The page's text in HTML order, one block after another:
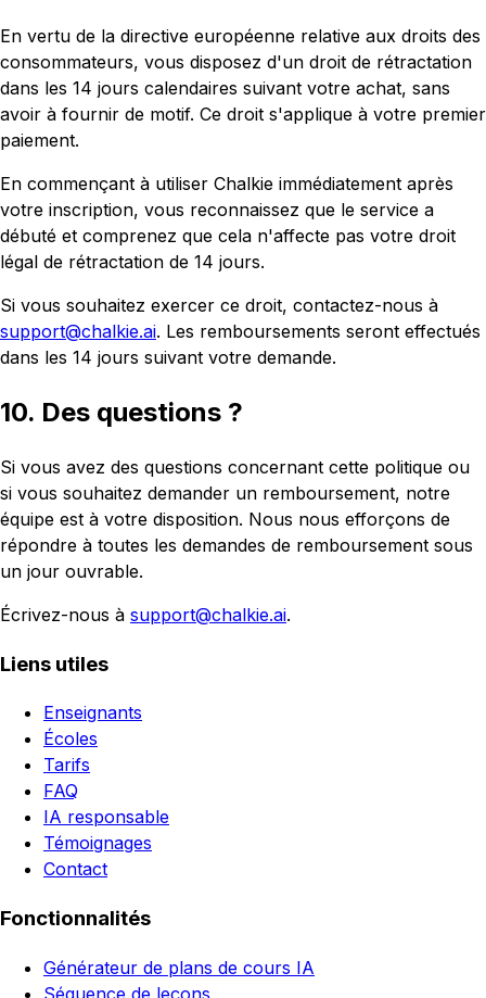
En vertu de la directive européenne relative aux droits des
consommateurs, vous disposez d'un droit de rétractation
dans les 14 jours calendaires suivant votre achat, sans
avoir à fournir de motif. Ce droit s'applique à votre premier
paiement.
En commençant à utiliser Chalkie immédiatement après
votre inscription, vous reconnaissez que le service a
débuté et comprenez que cela n'affecte pas votre droit
légal de rétractation de 14 jours.
Si vous souhaitez exercer ce droit, contactez-nous à
support@chalkie.ai. Les remboursements seront effectués
dans les 14 jours suivant votre demande.
10. Des questions ?
Si vous avez des questions concernant cette politique ou
si vous souhaitez demander un remboursement, notre
équipe est à votre disposition. Nous nous efforçons de
répondre à toutes les demandes de remboursement sous
un jour ouvrable.
Écrivez-nous à support@chalkie.ai.
Liens utiles
Enseignants
Écoles
Tarifs
FAQ
IA responsable
Témoignages
Contact
Fonctionnalités
Générateur de plans de cours IA
Séquence de leçons